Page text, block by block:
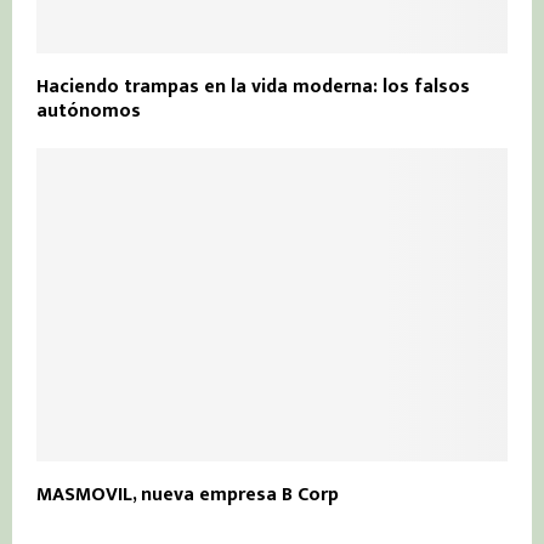
Haciendo trampas en la vida moderna: los falsos
autónomos
MASMOVIL, nueva empresa B Corp